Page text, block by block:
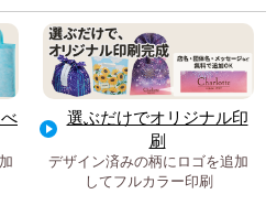
選ぶだけでオリジナル印
刷
デザイン済みの柄にロゴを追加
してフルカラー印刷